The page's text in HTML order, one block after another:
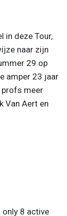
in deze Tour,
naar zijn
29 op
amper 23 jaar
profs meer
Van Aert en
8 active